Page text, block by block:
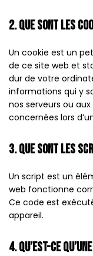
2. Que sont les
Un cookie est un
de ce site web et
dur de votre
informations qui y
nos serveurs ou
concernées lors
3. Que sont les
Un script est un
web fonctionne
Ce code est
appareil.
4. Qu’est-ce